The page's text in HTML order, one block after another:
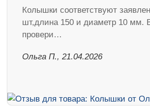
Колышки соответствуют
шт,длина 150 и диаметр 10 мм.
провери…
Ольга П., 21.04.2026